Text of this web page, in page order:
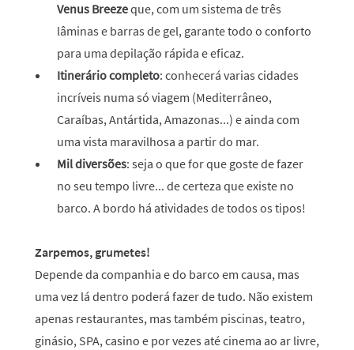
Venus Breezeque, com um sistema de três
lâminas e barras de gel, garante todo o conforto
para uma depilação rápida e eficaz.
Itinerário completo: conhecerá varias cidades
incríveis numa só viagem (Mediterrâneo,
Caraíbas, Antártida, Amazonas...) e ainda com
uma vista maravilhosa a partir do mar.
Mil diversões: seja o que for que goste de fazer
no seu tempo livre... de certeza que existe no
barco. A bordo há atividades de todos os tipos!
Zarpemos, grumetes!
Depende da companhia e do barco em causa, mas
uma vez lá dentro poderá fazer de tudo. Não existem
apenas restaurantes, mas também piscinas, teatro,
ginásio, SPA, casino e por vezes até cinema ao ar livre,